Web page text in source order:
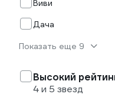
Виви
Дача
Показать еще 9
Высокий
4 и 5 звезд